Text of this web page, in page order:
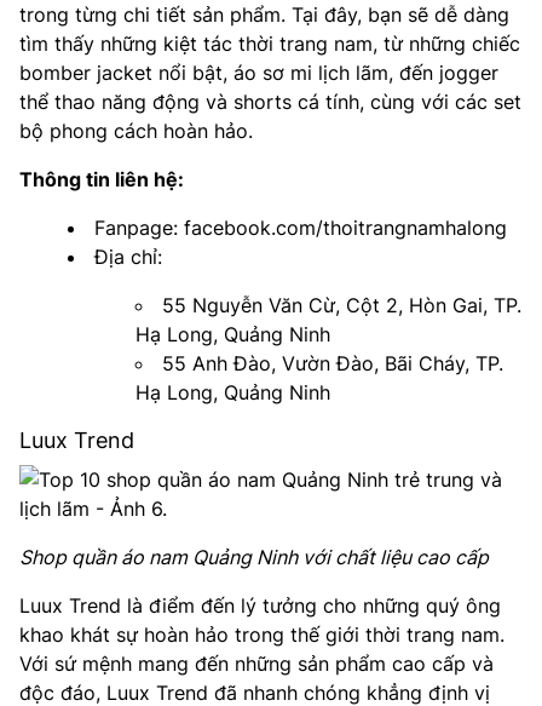
trong từng chi tiết sản phẩm. Tại đây, bạn sẽ dễ dàng
tìm thấy những kiệt tác thời trang nam, từ những chiếc
bomber jacket nổi bật, áo sơ mi lịch lãm, đến jogger
thể thao năng động và shorts cá tính, cùng với các set
bộ phong cách hoàn hảo.
Thông tin liên hệ:
Fanpage: facebook.com/thoitrangnamhalong
Địa chỉ:
55 Nguyễn Văn Cừ, Cột 2, Hòn Gai, TP.
Hạ Long, Quảng Ninh
55 Anh Đào, Vườn Đào, Bãi Cháy, TP.
Hạ Long, Quảng Ninh
Luux Trend
Shop quần áo nam Quảng Ninh với chất liệu cao cấp
Luux Trend là điểm đến lý tưởng cho những quý ông
khao khát sự hoàn hảo trong thế giới thời trang nam.
Với sứ mệnh mang đến những sản phẩm cao cấp và
độc đáo, Luux Trend đã nhanh chóng khẳng định vị